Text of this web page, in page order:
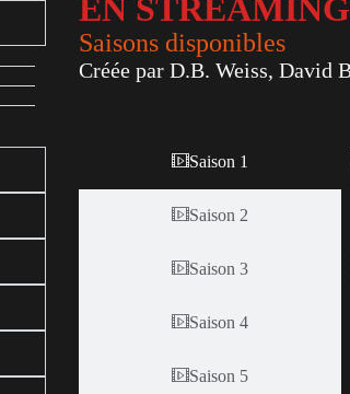
Saison 1
Saison 2
Saison 3
Saison 4
Saison 5
Créée par D.B. Weiss, David
Saisons disponibles
EN STREAMING